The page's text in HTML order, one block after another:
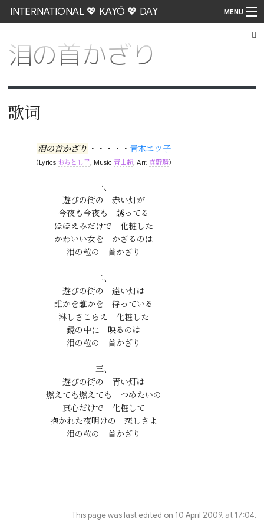
INTERNATIONAL 💖 KAYŌ 💖 DAY MENU
泪の首かざり
歌词
泪の首かざり ・・・・・ 青木エツ子
（Lyrics おちとし子, Music青山超, Arr.真野環）
一、
遊びの街の　赤い灯が
今夜も今夜も　誘ってる
ほほえみだけで　化粧した
かわいい女を　かざるのは
泪の粒の　首かざり
二、
遊びの街の　遠い灯は
誰かを誰かを　待っている
淋しさこらえ　化粧した
鏡の中に　映るのは
泪の粒の　首かざり
三、
遊びの街の　青い灯は
燃えても燃えても　つめたいの
真心だけで　化粧して
抱かれた夜明けの　恋しさよ
This page was last edited on 10 April 2009, at 17:04.